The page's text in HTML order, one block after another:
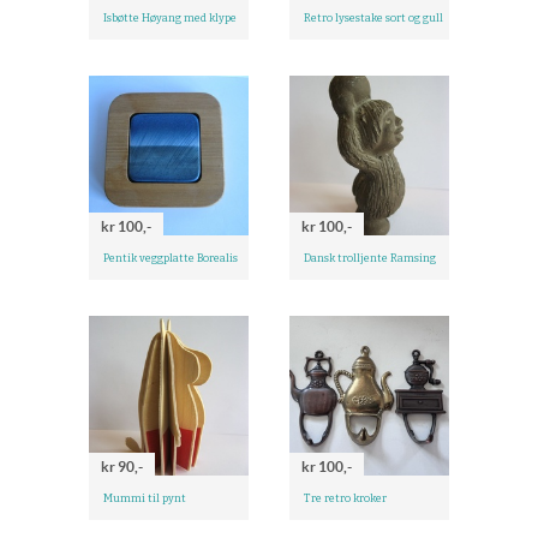
Isbøtte Høyang med klype Retro lysestake sort og gull
kr 100,-
Pentik veggplatte Borealis
kr 100,-
Dansk trolljente Ramsing
kr 90,-
Mummi til pynt
kr 100,-
Tre retro kroker